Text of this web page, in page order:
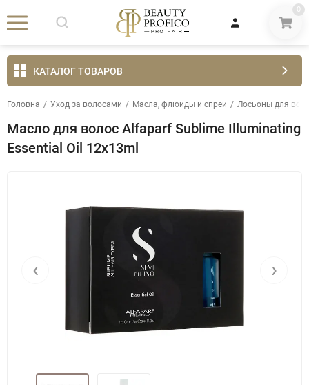
0
КАТАЛОГ ТОВАРОВ
Головна / Уход за волосами / Масла, флюиды и спреи / Лосьоны для
Масло для волос Alfaparf Sublime Illuminating
Essential Oil 12x13ml
‹ ›